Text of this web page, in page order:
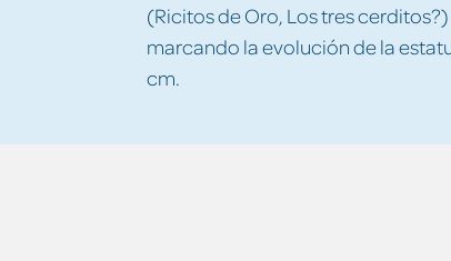
(Ricitos de Oro, Los tres
marcando la evolución de la
cm.